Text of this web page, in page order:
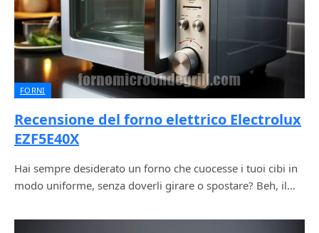
FORNI
Recensione del forno elettrico Electrolux
EZF5E40X
Hai sempre desiderato un forno che cuocesse i tuoi cibi in
modo uniforme, senza doverli girare o spostare? Beh, il…